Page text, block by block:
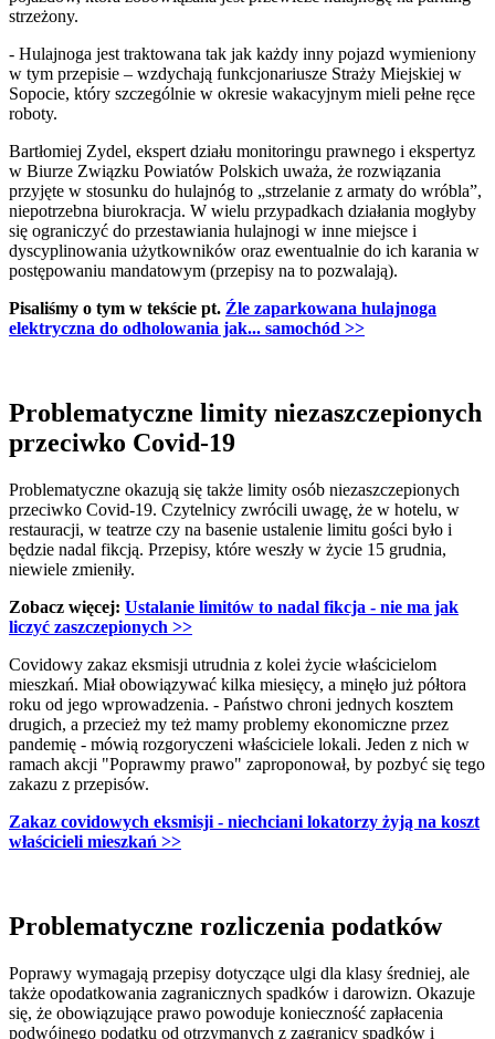
strzeżony.
- Hulajnoga jest traktowana tak jak każdy inny pojazd wymieniony
w tym przepisie – wzdychają funkcjonariusze Straży Miejskiej w
Sopocie, który szczególnie w okresie wakacyjnym mieli pełne ręce
roboty.
Bartłomiej Zydel, ekspert działu monitoringu prawnego i ekspertyz
w Biurze Związku Powiatów Polskich uważa, że rozwiązania
przyjęte w stosunku do hulajnóg to „strzelanie z armaty do wróbla”,
niepotrzebna biurokracja. W wielu przypadkach działania mogłyby
się ograniczyć do przestawiania hulajnogi w inne miejsce i
dyscyplinowania użytkowników oraz ewentualnie do ich karania w
postępowaniu mandatowym (przepisy na to pozwalają).
Pisaliśmy o tym w tekście pt. Źle zaparkowana hulajnoga
elektryczna do odholowania jak... samochód >>
Problematyczne limity niezaszczepionych
przeciwko Covid-19
Problematyczne okazują się także limity osób niezaszczepionych
przeciwko Covid-19. Czytelnicy zwrócili uwagę, że w hotelu, w
restauracji, w teatrze czy na basenie ustalenie limitu gości było i
będzie nadal fikcją. Przepisy, które weszły w życie 15 grudnia,
niewiele zmieniły.
Zobacz więcej: Ustalanie limitów to nadal fikcja - nie ma jak
liczyć zaszczepionych >>
Covidowy zakaz eksmisji utrudnia z kolei życie właścicielom
mieszkań. Miał obowiązywać kilka miesięcy, a minęło już półtora
roku od jego wprowadzenia. - Państwo chroni jednych kosztem
drugich, a przecież my też mamy problemy ekonomiczne przez
pandemię - mówią rozgoryczeni właściciele lokali. Jeden z nich w
ramach akcji "Poprawmy prawo" zaproponował, by pozbyć się tego
zakazu z przepisów.
Zakaz covidowych eksmisji - niechciani lokatorzy żyją na koszt
właścicieli mieszkań >>
Problematyczne rozliczenia podatków
Poprawy wymagają przepisy dotyczące ulgi dla klasy średniej, ale
także opodatkowania zagranicznych spadków i darowizn. Okazuje
się, że obowiązujące prawo powoduje konieczność zapłacenia
podwójnego podatku od otrzymanych z zagranicy spadków i